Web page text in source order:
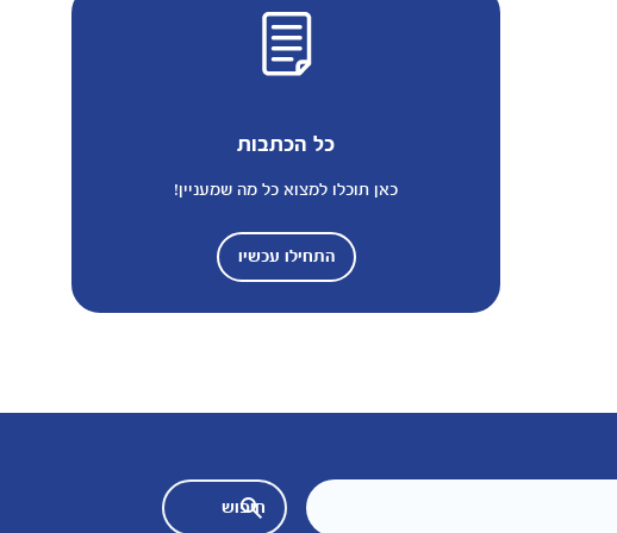
כל הכתבות
כאן תוכלו למצוא כל מה שמעניין!
התחילו עכשיו